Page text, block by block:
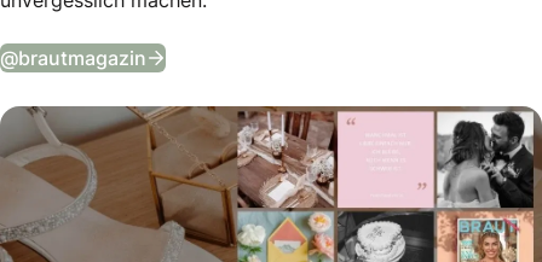
@brautmagazin Tägliche Wedding Vibes auf Instagram